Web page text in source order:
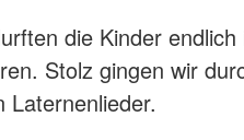
die Kinder endlich
Stolz gingen wir
Laternenlieder.